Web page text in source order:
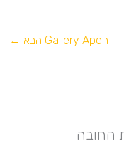
הGallery Ape הבא ←
החובה